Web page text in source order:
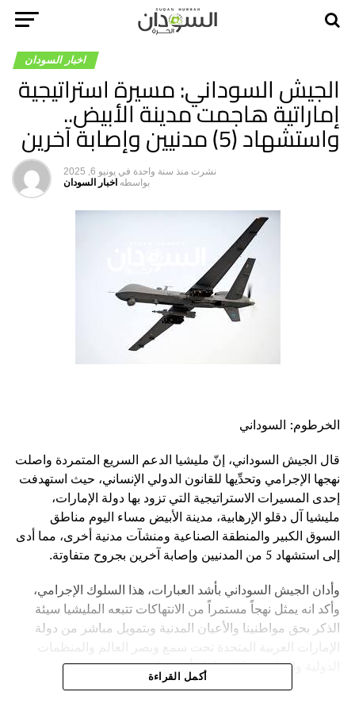
اخبار السودان
الجيش السوداني: مسيرة استراتيجية
إماراتية هاجمت مدينة الأبيض..
واستشهاد (5) مدنيين وإصابة آخرين
نشرت منذ سنة واحدة في يونيو 6, 2025
بواسطه اخبار السودان
الخرطوم: السوداني
قال الجيش السوداني، إنّ مليشيا الدعم السريع المتمردة واصلت
نهجها الإجرامي وتحدِّيها للقانون الدولي الإنساني، حيث استهدفت
إحدى المسيرات الاستراتيجية التي تزود بها دولة الإمارات،
مليشيا آل دقلو الإرهابية، مدينة الأبيض مساء اليوم مناطق
السوق الكبير والمنطقة الصناعية ومنشآت مدنية أخرى، مما أدى
إلى استشهاد 5 من المدنيين وإصابة آخرين بجروح متفاوتة.
وأدان الجيش السوداني بأشد العبارات، هذا السلوك الإجرامي،
وأكد انه يمثل نهجاً مستمراً من الانتهاكات تتبعه المليشيا سيئة
الذكر بحق مواطنينا والأعيان المدنية وبتمويل مباشر من دولة
الإمارات العربية المتحدة تحت سمع وبصر العالم والمنظمات
الدولية والإقليمية بلا مساءلة أو حساب.
أكمل القراءة